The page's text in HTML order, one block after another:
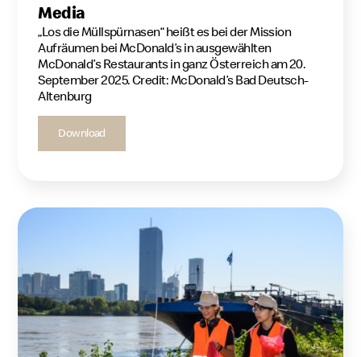
Media
„Los die Müllspürnasen“ heißt es bei der Mission
Aufräumen bei McDonald’s in ausgewählten
McDonald’s Restaurants in ganz Österreich am 20.
September 2025. Credit: McDonald’s Bad Deutsch-
Altenburg
Download